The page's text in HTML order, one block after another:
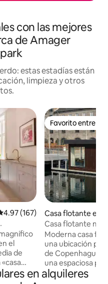
con las mejores
de Amager
estas estadías están
limpieza y otros
promedio: 4.97 de
4.97 (167)
el
de
una
Favorito entre
Favorito entre
Casa flotante en
ue
Casa flotante
Zona céntrica
Moderna casa
una ubicación
de Copenhague. Grandes ventanales y
una espaciosa
directamente al
luminoso y tranquilo. La casa
en alquileres